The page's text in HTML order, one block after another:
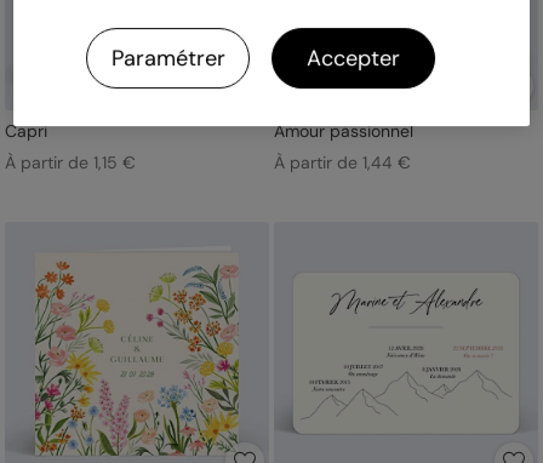
Capri
À partir de 1,15 €
Amour passionnel
À partir de 1,44 €
Paramétrer Accepter